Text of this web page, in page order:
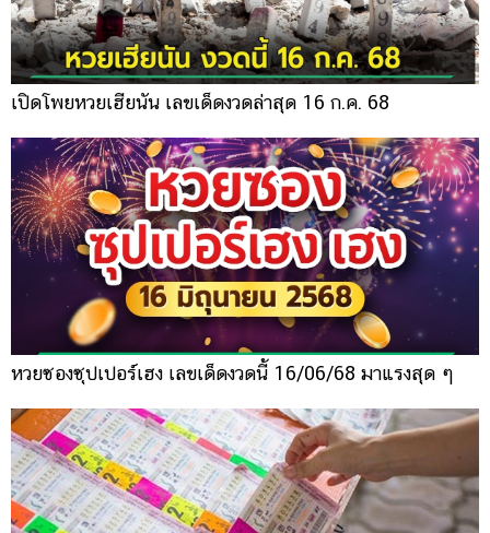
เปิดโพยหวยเฮียนัน เลขเด็ดงวดล่าสุด 16 ก.ค. 68
หวยซองซุปเปอร์เฮง เลขเด็ดงวดนี้ 16/06/68 มาแรงสุด ๆ